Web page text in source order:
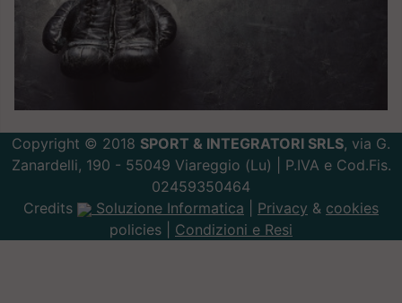
Copyright © 2018 SPORT & INTEGRATORI SRLS, via G.
Zanardelli, 190 - 55049 Viareggio (Lu) | P.IVA e Cod.Fis.
02459350464
Credits
Soluzione Informatica Privacy & cookies
policies | Condizioni e Resi